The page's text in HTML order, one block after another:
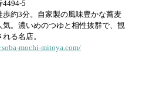
4494-5
歩約3分。自家製の風味豊かな蕎麦
気。濃いめのつゆと相性抜群で、観
る名店。
mochi-mitoya.com/